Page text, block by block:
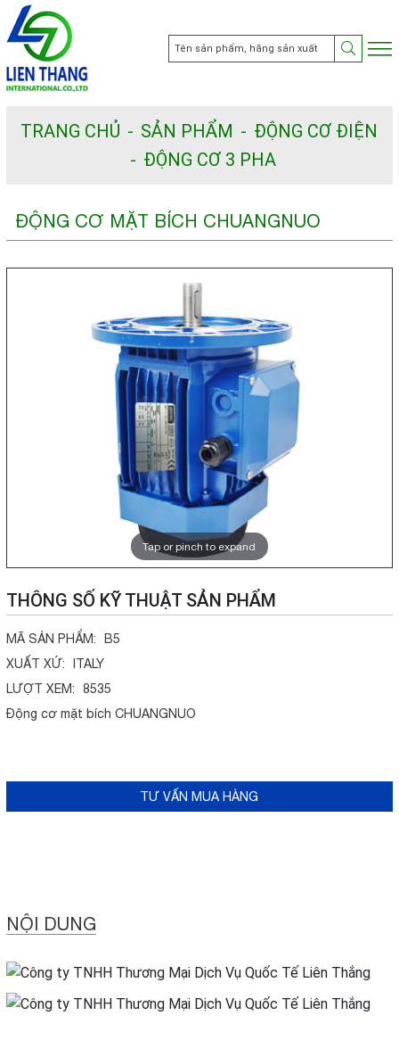
TRANG CHỦ SẢN PHẨM
ĐỘNG CƠ ĐIỆN
ĐỘNG CƠ 3 PHA
ĐỘNG CƠ MẶT BÍCH CHUANGNUO
Tap or pinch to expand
THÔNG SỐ KỸ THUẬT SẢN PHẨM
MÃ SẢN PHẨM:
B5
XUẤT XỨ:
ITALY
LƯỢT XEM:
8535
Động cơ mặt bích CHUANGNUO
TƯ VẤN MUA HÀNG
NỘI DUNG